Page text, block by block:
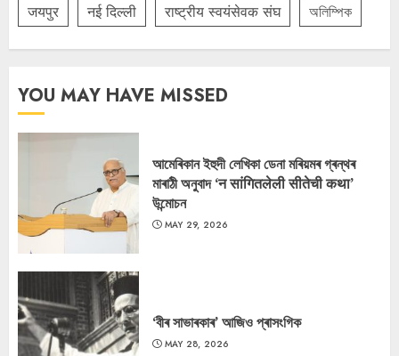
जयपुर
नई दिल्ली राष्ट्रीय स्वयंसेवक संघ অলিম্পিক
YOU MAY HAVE MISSED
আমেৰিকান ইহুদী লেখিকা ডেনা মৰিয়মৰ গ্ৰন্থৰ
মাৰাঠী অনুবাদ ‘न सांगितलेली सीतेची कथा’
উন্মোচন
MAY 29, 2026
‘বীৰ সাভাৰকাৰ’ আজিও প্ৰাসংগিক
MAY 28, 2026